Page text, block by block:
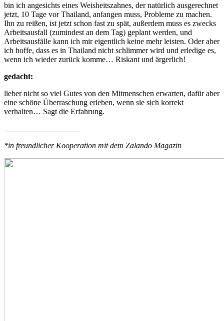
bin ich angesichts eines Weisheitszahnes, der natürlich ausgerechnet
jetzt, 10 Tage vor Thailand, anfangen muss, Probleme zu machen.
Ihn zu reißen, ist jetzt schon fast zu spät, außerdem muss es zwecks
Arbeitsausfall (zumindest an dem Tag) geplant werden, und
Arbeitsausfälle kann ich mir eigentlich keine mehr leisten. Oder aber
ich hoffe, dass es in Thailand nicht schlimmer wird und erledige es,
wenn ich wieder zurück komme… Riskant und ärgerlich!
gedacht:
lieber nicht so viel Gutes von den Mitmenschen erwarten, dafür aber
eine schöne Überraschung erleben, wenn sie sich korrekt
verhalten… Sagt die Erfahrung.
*in freundlicher Kooperation mit dem Zalando Magazin